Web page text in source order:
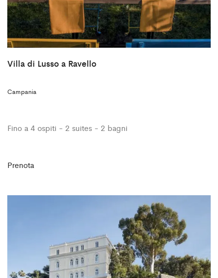
Villa di Lusso a Ravello
Campania
Fino a 4 ospiti - 2 suites - 2 bagni
Prenota